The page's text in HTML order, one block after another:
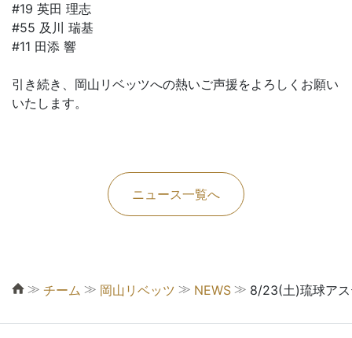
#19 英田 理志
#55 及川 瑞基
#11 田添 響
引き続き、岡山リベッツへの熱いご声援をよろしくお願い
いたします。
ニュース一覧へ
≫ チーム ≫ 岡山リベッツ ≫ NEWS ≫ 8/23(土)琉球ア